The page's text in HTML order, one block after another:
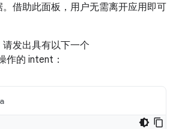
借助此面板，用户无需离开应用即可
发出具有以下一个
作的 intent：